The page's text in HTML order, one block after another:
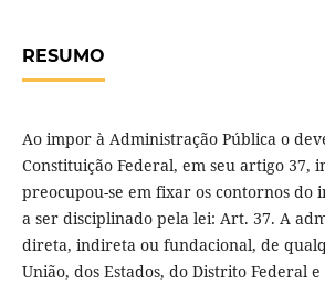
RESUMO
Ao impor à Administração Pública o
Constituição Federal, em seu artigo 37,
preocupou-se em fixar os contornos do
a ser disciplinado pela lei: Art. 37. A
direta, indireta ou fundacional, de
União, dos Estados, do Distrito Federal